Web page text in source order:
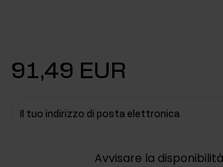
91,49 EUR
Il tuo indirizzo di posta elettronica
Avvisare la disponibilità